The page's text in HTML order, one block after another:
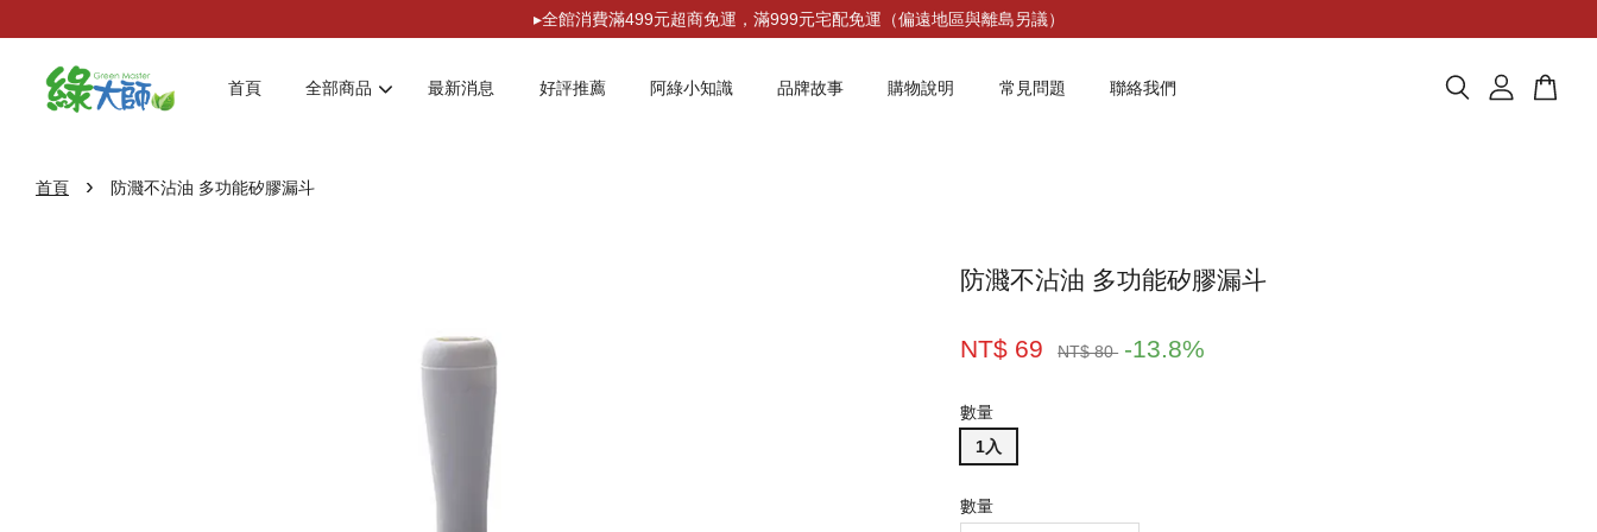
▸全館消費滿499元超商免運，滿999元宅配免運（偏遠地區與離島另議）
首頁 全部商品 最新消息 好評推薦 阿綠小知識 品牌故事 購物說明 常見問題 聯絡我們
首頁 › 防濺不沾油 多功能矽膠漏斗
防濺不沾油 多功能矽膠漏斗
NT$ 69 NT$ 80 -13.8%
數量
1入
數量